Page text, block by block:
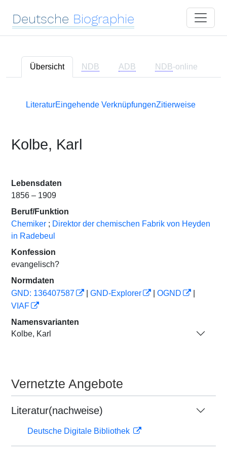
Deutsche Biographie
Übersicht NDB ADB NDB-online
LiteraturEingehende VerknüpfungenZitierweise
Kolbe, Karl
Lebensdaten
1856 – 1909
Beruf/Funktion
Chemiker ; Direktor der chemischen Fabrik von Heyden
in Radebeul
Konfession
evangelisch?
Normdaten
GND: 136407587
GND-Explorer OGND
VIAF
Namensvarianten
Kolbe, Karl
Vernetzte Angebote
Literatur(nachweise)
Deutsche Digitale Bibliothek